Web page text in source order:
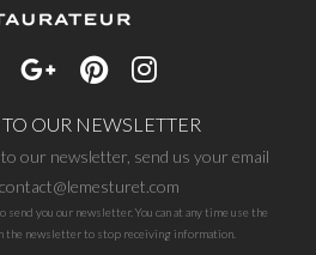
OUR NEWSLETTER
our newsletter, send us your email
you our newsletter. You can at any time use the
the newsletter to stop receiving information.